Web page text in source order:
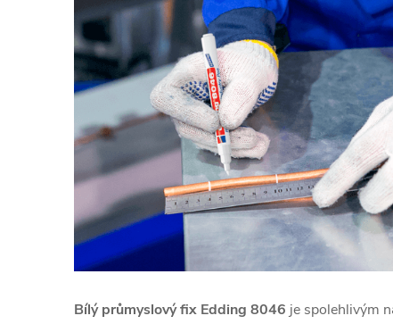
Bílý průmyslový fix Edding 8046 je spolehlivým